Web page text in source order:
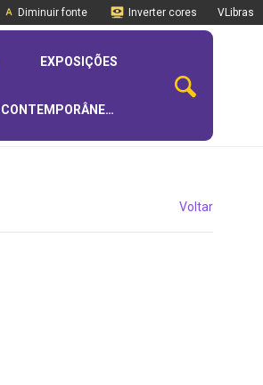
Diminuir fonte Inverter cores VLibras
EXPOSIÇÕES
PRODUÇÕES CONTEMPORÂNEAS
Voltar